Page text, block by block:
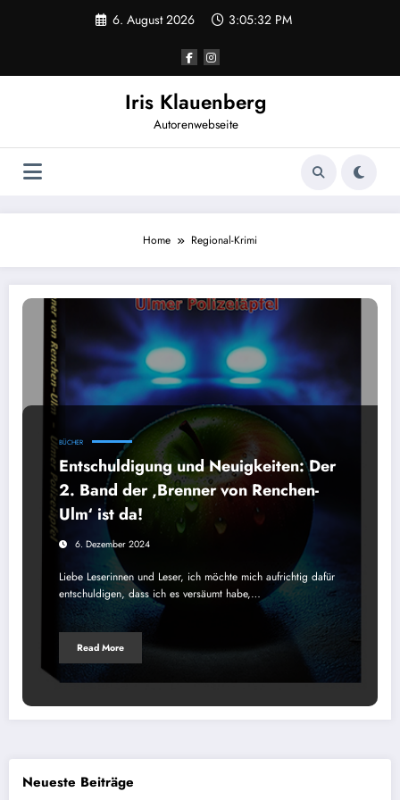
6. August 2026 3:05:32 PM
Iris Klauenberg
Autorenwebseite
Home Regional-Krimi
Entschuldigung und Neuigkeiten: Der 2. Band der ‚Brenner von Renchen-Ulm‘ ist
BÜCHER
Entschuldigung und Neuigkeiten: Der
2. Band der ‚Brenner von Renchen-
Ulm‘ ist da!
6. Dezember 2024
Liebe Leserinnen und Leser, ich möchte mich aufrichtig dafür
entschuldigen, dass ich es versäumt habe,…
Read More
Neueste Beiträge